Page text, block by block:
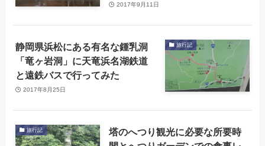
2017年9月11日
旅行記
静岡県浜松にある有名な鍾乳洞
「竜ヶ岩洞」に天竜浜名湖鉄道
と遠鉄バスで行ってみた
2017年8月25日
旅行記
塔のへつり観光に必要な所要時